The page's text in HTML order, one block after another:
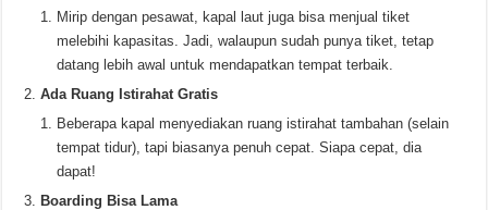
Mirip dengan pesawat, kapal laut juga bisa menjual tiket
melebihi kapasitas. Jadi, walaupun sudah punya tiket, tetap
datang lebih awal untuk mendapatkan tempat terbaik.
Ada Ruang Istirahat Gratis
Beberapa kapal menyediakan ruang istirahat tambahan (selain
tempat tidur), tapi biasanya penuh cepat. Siapa cepat, dia
dapat!
Boarding Bisa Lama